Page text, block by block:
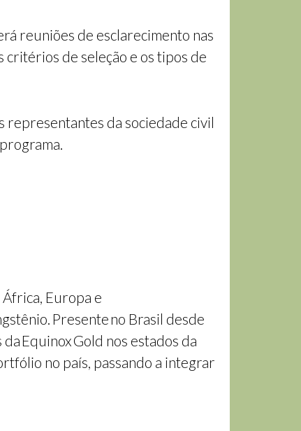
reuniões de esclarecimento nas
de seleção e os tipos de
representantes da sociedade civil
Europa e
Presente no Brasil desde
Equinox Gold nos estados da
no país, passando a integrar